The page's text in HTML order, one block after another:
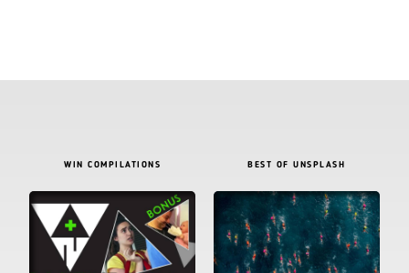
WIN COMPILATIONS BEST OF UNSPLASH